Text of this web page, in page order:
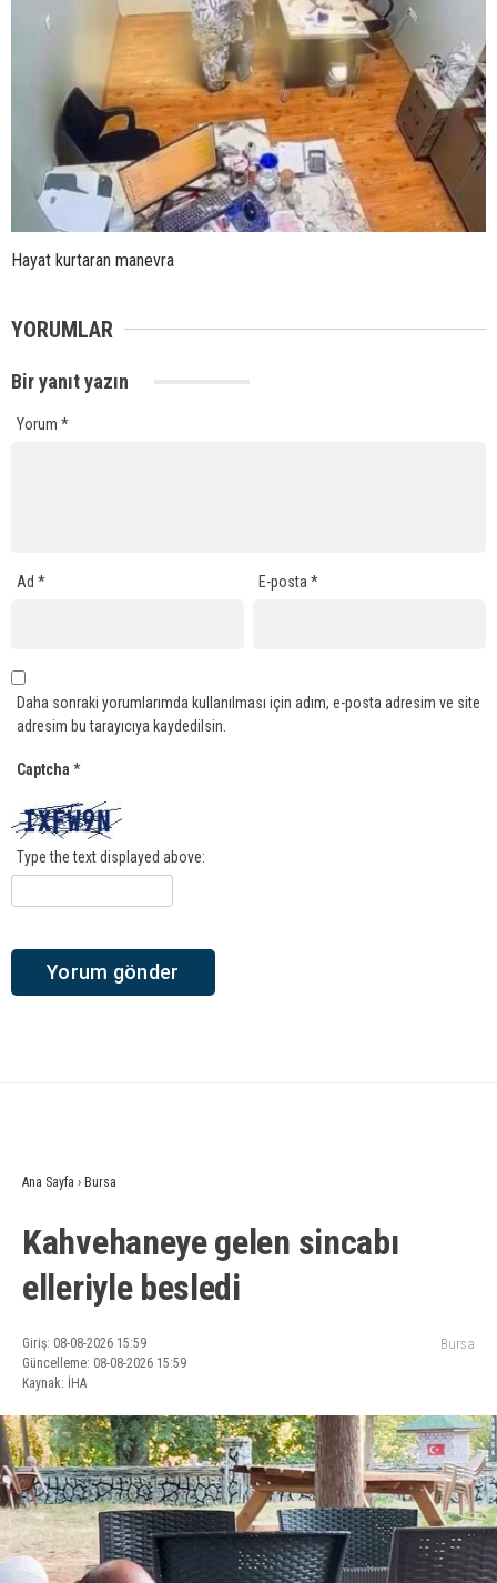
Hayat kurtaran manevra
YORUMLAR
Bir yanıt yazın
Yorum *
Ad * E-posta*
Daha sonraki yorumlarımda kullanılması için adım, e-posta adresim ve site
adresim bu tarayıcıya kaydedilsin.
Captcha *
Type the text displayed above:
Ana Sayfa › Bursa
Kahvehaneye gelen sincabı
elleriyle besledi
Giriş: 08-08-2026 15:59
Güncelleme: 08-08-2026 15:59
Kaynak: İHA
Bursa